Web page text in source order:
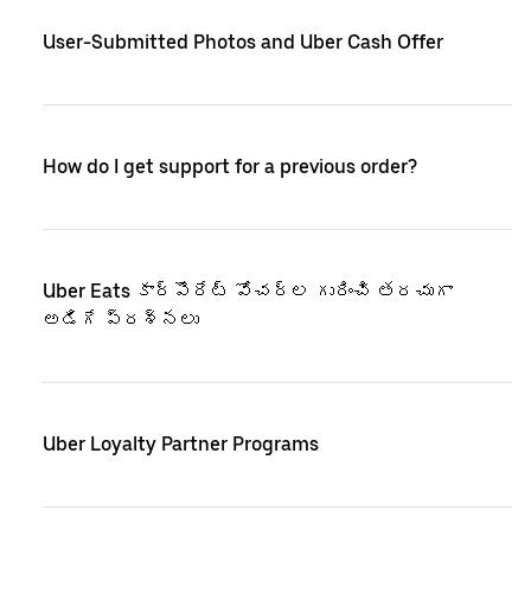
User-Submitted Photos and Uber Cash Offer
How do I get support for a previous order?
Uber Eats కార్పొరేట్ వోచర్‌ల గురించి తరచుగా
అడిగే ప్రశ్నలు
Uber Loyalty Partner Programs